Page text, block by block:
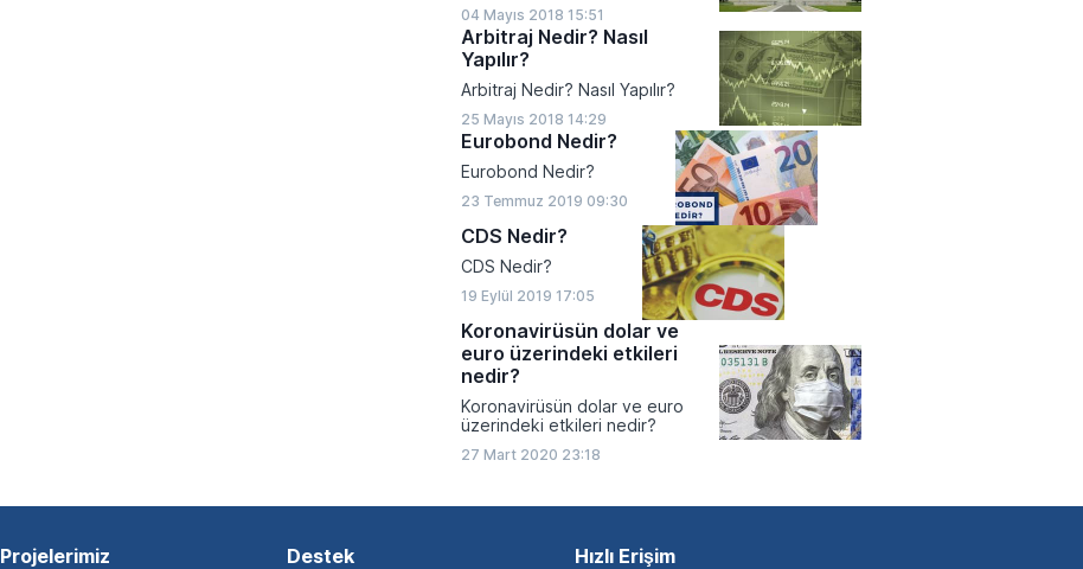
04 Mayıs 2018 15:51
Arbitraj Nedir? Nasıl
Yapılır?
Arbitraj Nedir? Nasıl Yapılır?
25 Mayıs 2018 14:29
Eurobond Nedir?
Eurobond Nedir?
23 Temmuz 2019 09:30
CDS Nedir?
CDS Nedir?
19 Eylül 2019 17:05
Koronavirüsün dolar ve
euro üzerindeki etkileri
nedir?
Koronavirüsün dolar ve euro
üzerindeki etkileri nedir?
27 Mart 2020 23:18
Projelerimiz Destek Hızlı Erişim